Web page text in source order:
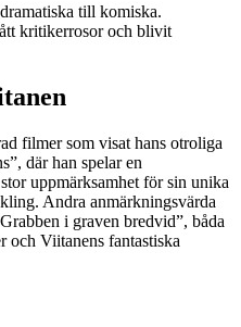
till komiska.
kritikerrosor och blivit
filmer som visat hans otroliga
där han spelar en
uppmärksamhet för sin unika
Andra anmärkningsvärda
i graven bredvid”, båda
och Viitanens fantastiska